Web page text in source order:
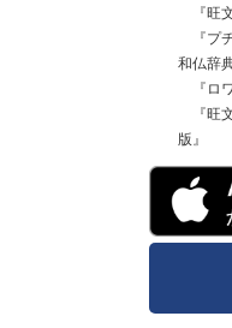
『旺
『プ
和仏辞典
『ロ
『旺
版』